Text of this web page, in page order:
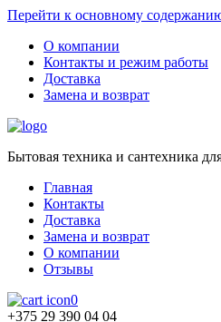
Перейти к основному
О компании
Контакты и режим работы
Доставка
Замена и возврат
Бытовая техника и сантехника
Главная
Контакты
Доставка
Замена и возврат
О компании
Отзывы
0
+375 29 390 04 04